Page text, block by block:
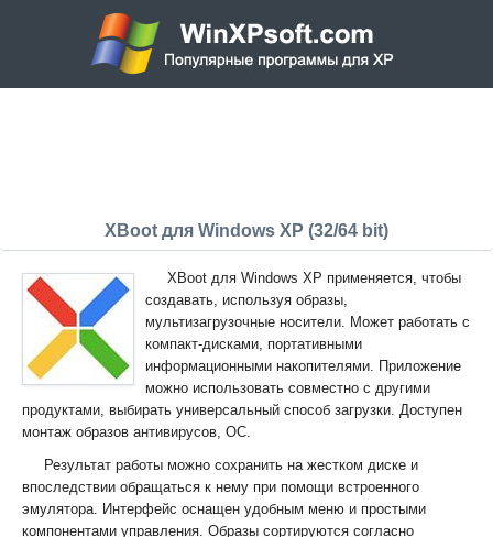
XBoot для Windows XP (32/64 bit)
XBoot для Windows XP применяется, чтобы
создавать, используя образы,
мультизагрузочные носители. Может работать с
компакт-дисками, портативными
информационными накопителями. Приложение
можно использовать совместно с другими
продуктами, выбирать универсальный способ загрузки. Доступен
монтаж образов антивирусов, ОС.
Результат работы можно сохранить на жестком диске и
впоследствии обращаться к нему при помощи встроенного
эмулятора. Интерфейс оснащен удобным меню и простыми
компонентами управления. Образы сортируются согласно